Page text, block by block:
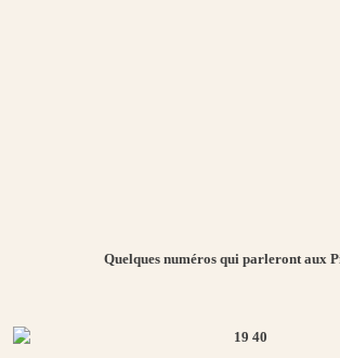
Quelques numéros qui parleront aux